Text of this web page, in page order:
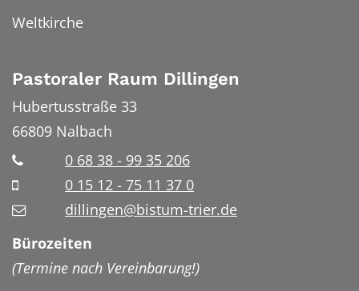
Weltkirche
Pastoraler Raum Dillingen
Hubertusstraße 33
66809 Nalbach
0 68 38 - 99 35 206
0 15 12 - 75 11 37 0
dillingen@bistum-trier.de
Bürozeiten
(Termine nach Vereinbarung!)